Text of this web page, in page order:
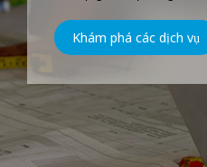
Khám phá các dịch vụ